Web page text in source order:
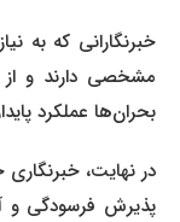
خبرنگارانی که به
مشخصی دارند و از
بحران‌ها عملکرد
در نهایت، خبرنگاری
پذیرش فرسودگی و